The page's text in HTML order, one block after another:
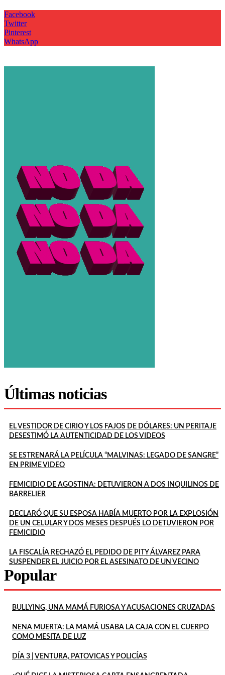
Facebook
Twitter
Pinterest
WhatsApp
Últimas noticias
EL VESTIDOR DE CIRIO Y LOS FAJOS DE DÓLARES: UN PERITAJE
DESESTIMÓ LA AUTENTICIDAD DE LOS VIDEOS
SE ESTRENARÁ LA PELÍCULA “MALVINAS: LEGADO DE SANGRE”
EN PRIME VIDEO
FEMICIDIO DE AGOSTINA: DETUVIERON A DOS INQUILINOS DE
BARRELIER
DECLARÓ QUE SU ESPOSA HABÍA MUERTO POR LA EXPLOSIÓN
DE UN CELULAR Y DOS MESES DESPUÉS LO DETUVIERON POR
FEMICIDIO
LA FISCALÍA RECHAZÓ EL PEDIDO DE PITY ÁLVAREZ PARA
SUSPENDER EL JUICIO POR EL ASESINATO DE UN VECINO
Popular
BULLYING, UNA MAMÁ FURIOSA Y ACUSACIONES CRUZADAS
NENA MUERTA: LA MAMÁ USABA LA CAJA CON EL CUERPO
COMO MESITA DE LUZ
DÍA 3 | VENTURA, PATOVICAS Y POLICÍAS